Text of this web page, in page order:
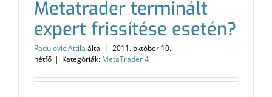
Metatrader terminált
expert frissítése esetén?
Radulovic Attila által | 2011. október 10.,
hétfő | Kategóriák: MetaTrader 4